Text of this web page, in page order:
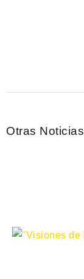
Otras Noticias